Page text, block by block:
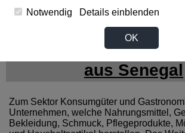
Notwendig
Details einblenden
OK
News zum
Konsumgueter /
aus Senegal
Zum Sektor Konsumgüter und
Unternehmen, welche Nahrungsmittel,
Bekleidung, Schmuck, Pflegeprodukte,